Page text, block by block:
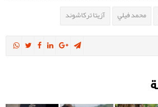
محمد فيلي آزيتا تركاشوند